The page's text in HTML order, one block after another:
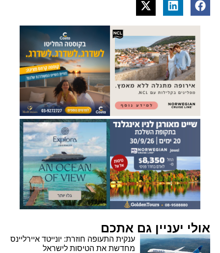
אולי יעניין גם אתכם
ענקית התעופה חוזרת: יונייטד איירליינס
מחדשת את הטיסות לישראל